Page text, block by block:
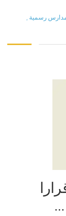
رسمية
…